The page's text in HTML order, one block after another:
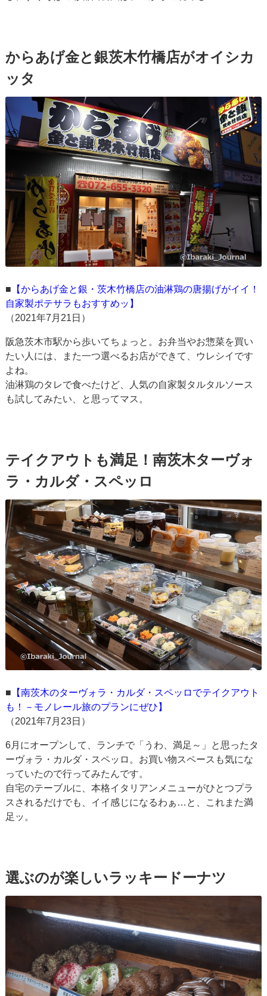
からあげ金と銀茨木竹橋店がオイシカ
ッタ
■ 【からあげ金と銀・茨木竹橋店の油淋鶏の唐揚げがイイ！
自家製ポテサラもおすすめッ】
（2021年7月21日）
阪急茨木市駅から歩いてちょっと。お弁当やお惣菜を買い
たい人には、また一つ選べるお店ができて、ウレシイです
よね。
油淋鶏のタレで食べたけど、人気の自家製タルタルソース
も試してみたい、と思ってマス。
テイクアウトも満足！南茨木ターヴォ
ラ・カルダ・スペッロ
■ 【南茨木のターヴォラ・カルダ・スペッロでテイクアウト
も！－モノレール旅のプランにぜひ】
（2021年7月23日）
6月にオープンして、ランチで「うわ、満足～」と思ったタ
ーヴォラ・カルダ・スペッロ。お買い物スペースも気にな
っていたので行ってみたんです。
自宅のテーブルに、本格イタリアンメニューがひとつプラ
スされるだけでも、イイ感じになるわぁ…と、これまた満
足ッ。
選ぶのが楽しいラッキードーナツ